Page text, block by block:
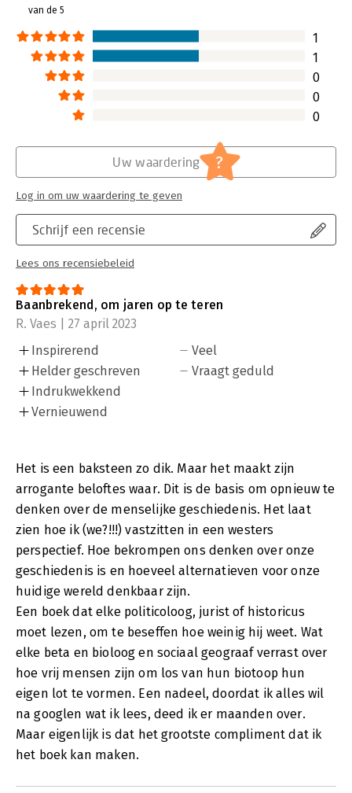
mythe op met zeer gedegen
Lees verder
van de 5
1
1
0
0
0
Schrijf een recensie
Lees ons recensiebeleid
Uw waardering ?
Log in om uw waardering te geven
Baanbrekend, om jaren op te teren
R. Vaes | 27 april 2023
Inspirerend
Helder geschreven
Indrukwekkend
Vernieuwend
Veel
Vraagt geduld
Het is een baksteen zo dik. Maar het maakt zijn
arrogante beloftes waar. Dit is de basis om opnieuw te
denken over de menselijke geschiedenis. Het laat
zien hoe ik (we?!!!) vastzitten in een westers
perspectief. Hoe bekrompen ons denken over onze
geschiedenis is en hoeveel alternatieven voor onze
huidige wereld denkbaar zijn.
Een boek dat elke politicoloog, jurist of historicus
moet lezen, om te beseffen hoe weinig hij weet. Wat
elke beta en bioloog en sociaal geograaf verrast over
hoe vrij mensen zijn om los van hun biotoop hun
eigen lot te vormen. Een nadeel, doordat ik alles wil
na googlen wat ik lees, deed ik er maanden over.
Maar eigenlijk is dat het grootste compliment dat ik
het boek kan maken.